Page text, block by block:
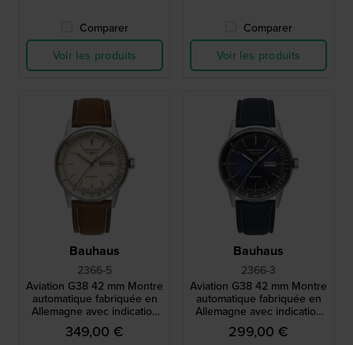
Comparer
Voir les produits
Comparer
Voir les produits
Bauhaus
2366-5
Aviation G38 42 mm Montre
automatique fabriquée en
Allemagne avec indication
jour-date
349,00 €
Bauhaus
2366-3
Aviation G38 42 mm Montre
automatique fabriquée en
Allemagne avec indication
jour-date
299,00 €